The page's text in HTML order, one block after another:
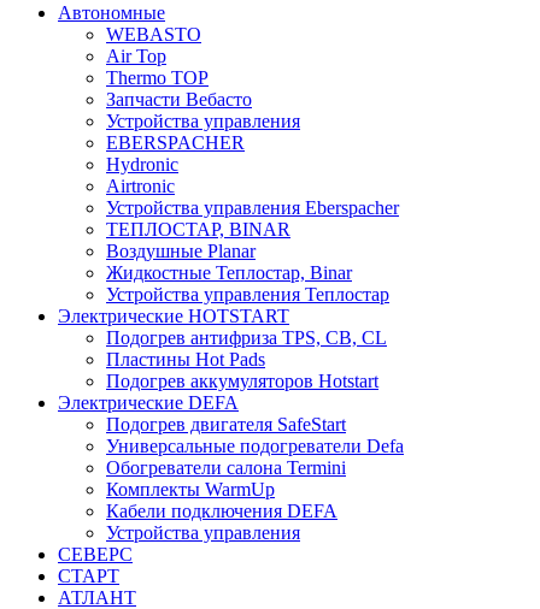
Автономные
WEBASTO
Air Top
Thermo TOP
Запчасти Вебасто
Устройства управления
EBERSPACHER
Hydronic
Airtronic
Устройства управления Eberspacher
ТЕПЛОСТАР, BINAR
Воздушные Planar
Жидкостные Теплостар, Binar
Устройства управления Теплостар
Электрические HOTSTART
Подогрев антифриза TPS, CB, CL
Пластины Hot Pads
Подогрев аккумуляторов Hotstart
Электрические DEFA
Подогрев двигателя SafeStart
Универсальные подогреватели Defa
Обогреватели салона Termini
Комплекты WarmUp
Кабели подключения DEFA
Устройства управления
СЕВЕРС
СТАРТ
АТЛАНТ